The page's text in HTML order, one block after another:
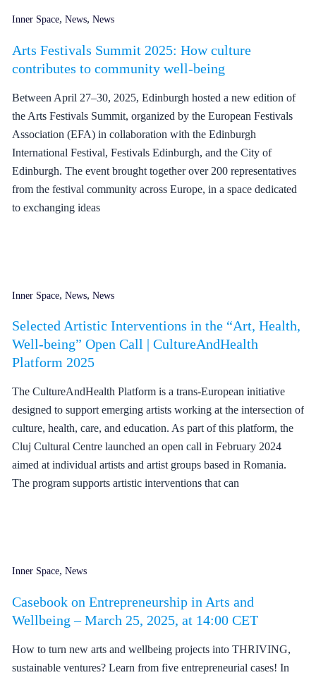
Inner Space, News, News
Arts Festivals Summit 2025: How culture
contributes to community well-being
Between April 27–30, 2025, Edinburgh hosted a new edition of
the Arts Festivals Summit, organized by the European Festivals
Association (EFA) in collaboration with the Edinburgh
International Festival, Festivals Edinburgh, and the City of
Edinburgh. The event brought together over 200 representatives
from the festival community across Europe, in a space dedicated
to exchanging ideas
Inner Space, News, News
Selected Artistic Interventions in the “Art, Health,
Well-being” Open Call | CultureAndHealth
Platform 2025
The CultureAndHealth Platform is a trans-European initiative
designed to support emerging artists working at the intersection of
culture, health, care, and education. As part of this platform, the
Cluj Cultural Centre launched an open call in February 2024
aimed at individual artists and artist groups based in Romania.
The program supports artistic interventions that can
Inner Space, News
Casebook on Entrepreneurship in Arts and
Wellbeing – March 25, 2025, at 14:00 CET
How to turn new arts and wellbeing projects into THRIVING,
sustainable ventures? Learn from five entrepreneurial cases! In